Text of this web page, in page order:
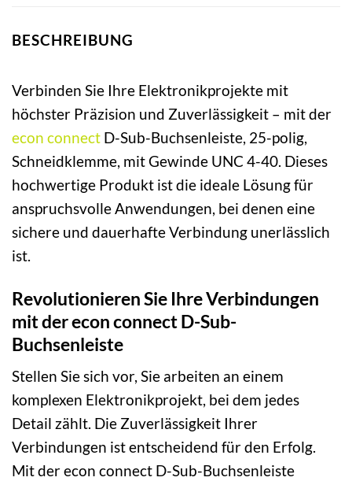
BESCHREIBUNG
Verbinden Sie Ihre Elektronikprojekte mit
höchster Präzision und Zuverlässigkeit – mit der
econ connect D-Sub-Buchsenleiste, 25-polig,
Schneidklemme, mit Gewinde UNC 4-40. Dieses
hochwertige Produkt ist die ideale Lösung für
anspruchsvolle Anwendungen, bei denen eine
sichere und dauerhafte Verbindung unerlässlich
ist.
Revolutionieren Sie Ihre Verbindungen
mit der econ connect D-Sub-
Buchsenleiste
Stellen Sie sich vor, Sie arbeiten an einem
komplexen Elektronikprojekt, bei dem jedes
Detail zählt. Die Zuverlässigkeit Ihrer
Verbindungen ist entscheidend für den Erfolg.
Mit der econ connect D-Sub-Buchsenleiste